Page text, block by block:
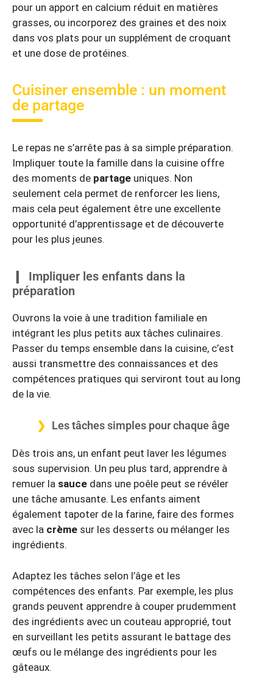
pour un apport en calcium réduit en matières
grasses, ou incorporez des graines et des noix
dans vos plats pour un supplément de croquant
et une dose de protéines.
Cuisiner ensemble : un moment
de partage
Le repas ne s’arrête pas à sa simple préparation.
Impliquer toute la famille dans la cuisine offre
des moments de partage uniques. Non
seulement cela permet de renforcer les liens,
mais cela peut également être une excellente
opportunité d’apprentissage et de découverte
pour les plus jeunes.
Impliquer les enfants dans la
préparation
Ouvrons la voie à une tradition familiale en
intégrant les plus petits aux tâches culinaires.
Passer du temps ensemble dans la cuisine, c’est
aussi transmettre des connaissances et des
compétences pratiques qui serviront tout au long
de la vie.
Les tâches simples pour chaque âge
Dès trois ans, un enfant peut laver les légumes
sous supervision. Un peu plus tard, apprendre à
remuer la sauce dans une poêle peut se révéler
une tâche amusante. Les enfants aiment
également tapoter de la farine, faire des formes
avec la crème sur les desserts ou mélanger les
ingrédients.
Adaptez les tâches selon l’âge et les
compétences des enfants. Par exemple, les plus
grands peuvent apprendre à couper prudemment
des ingrédients avec un couteau approprié, tout
en surveillant les petits assurant le battage des
œufs ou le mélange des ingrédients pour les
gâteaux.